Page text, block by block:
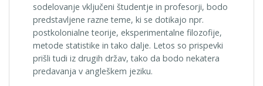
sodelovanje vključeni študentje in profesorji, bodo
predstavljene razne teme, ki se dotikajo npr.
postkolonialne teorije, eksperimentalne filozofije,
metode statistike in tako dalje. Letos so prispevki
prišli tudi iz drugih držav, tako da bodo nekatera
predavanja v angleškem jeziku.